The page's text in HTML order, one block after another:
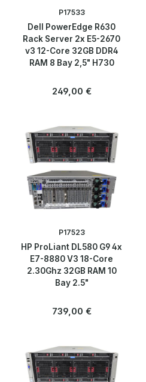
P17533
Dell PowerEdge R630
Rack Server 2x E5-2670
v3 12-Core 32GB DDR4
RAM 8 Bay 2,5" H730
Regulärer Preis:
249,00 €
P17523
HP ProLiant DL580 G9 4x
E7-8880 V3 18-Core
2.30Ghz 32GB RAM 10
Bay 2.5"
Regulärer Preis:
739,00 €